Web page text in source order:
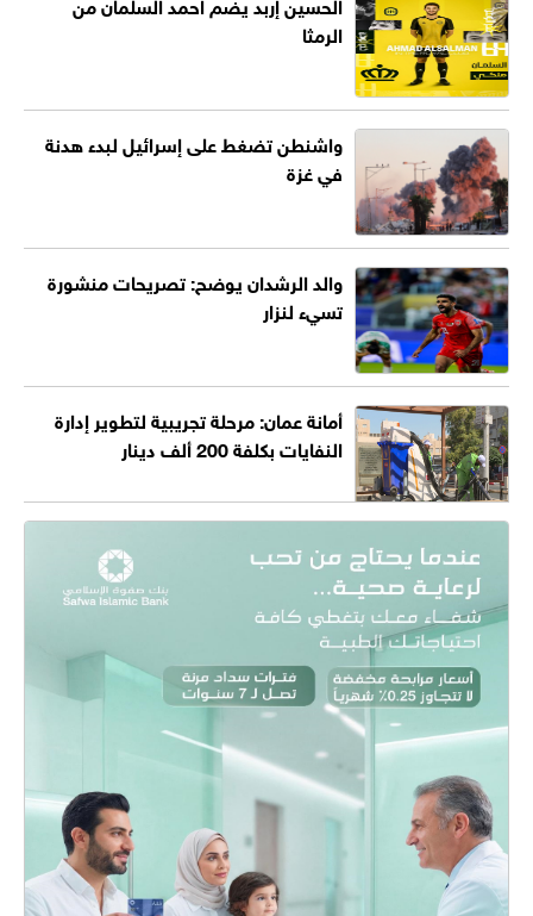
الرمثا
واشنطن تضغط على إسرائيل لبدء هدنة
في غزة
والد الرشدان يوضح: تصريحات منشورة
تسيء لنزار
أمانة عمان: مرحلة تجريبية لتطوير إدارة
النفايات بكلفة 200 ألف دينار